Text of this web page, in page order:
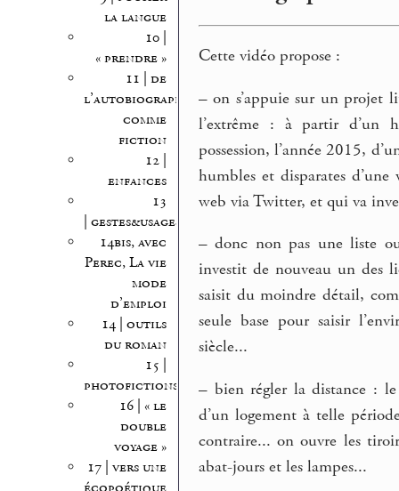
la langue
10 |
« prendre »
11 | de
l’autobiographie
comme
fiction
12 |
enfances
13
| gestes&usages
14bis, avec
Perec, La vie
mode
d’emploi
14 | outils
du roman
15 |
photofictions
16 | « le
double
voyage »
17 | vers une
Cette vidéo propose :
– on s’appuie sur un projet
l’extrême : à partir d’un
possession, l’année 2015,
humbles et disparates
web via Twitter, et qui va
– donc non pas une liste
investit de nouveau un des
saisit du moindre détail,
seule base pour saisir
siècle...
– bien régler la distance : le
d’un logement à telle
contraire... on ouvre les
abat-jours et les lampes...